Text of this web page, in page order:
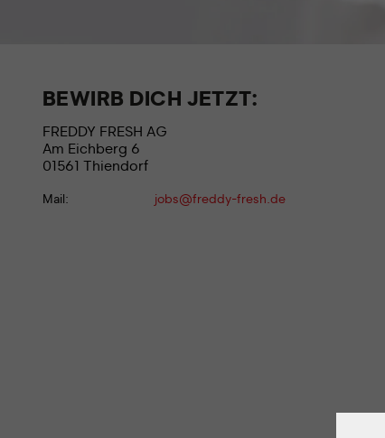
BEWIRB DICH JETZT:
FREDDY FRESH AG
Am Eichberg 6
01561 Thiendorf
Mail: jobs@freddy-fresh.de